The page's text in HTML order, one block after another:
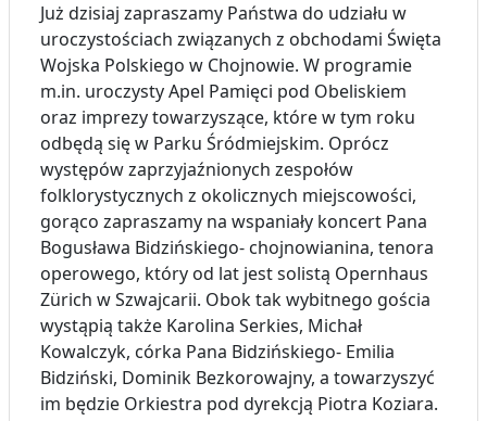
Już dzisiaj zapraszamy Państwa do udziału w
uroczystościach związanych z obchodami Święta
Wojska Polskiego w Chojnowie. W programie
m.in. uroczysty Apel Pamięci pod Obeliskiem
oraz imprezy towarzyszące, które w tym roku
odbędą się w Parku Śródmiejskim. Oprócz
występów zaprzyjaźnionych zespołów
folklorystycznych z okolicznych miejscowości,
gorąco zapraszamy na wspaniały koncert Pana
Bogusława Bidzińskiego- chojnowianina, tenora
operowego, który od lat jest solistą Opernhaus
Zürich w Szwajcarii. Obok tak wybitnego gościa
wystąpią także Karolina Serkies, Michał
Kowalczyk, córka Pana Bidzińskiego- Emilia
Bidziński, Dominik Bezkorowajny, a towarzyszyć
im będzie Orkiestra pod dyrekcją Piotra Koziara.